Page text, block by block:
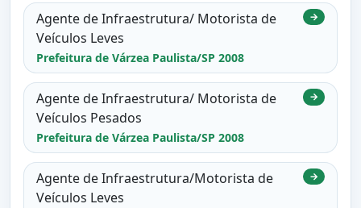
Agente de Infraestrutura/ Motorista de
Veículos Leves
Prefeitura de Várzea Paulista/SP 2008
→
Agente de Infraestrutura/ Motorista de
Veículos Pesados
Prefeitura de Várzea Paulista/SP 2008
→
Agente de Infraestrutura/Motorista de
Veículos Leves
→